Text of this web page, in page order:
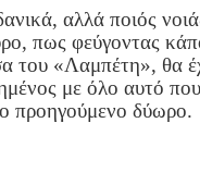
αλλά ποιός
πως φεύγοντας
του «Λαμπέτη», θα
με όλο αυτό
προηγούμενο δύωρο.